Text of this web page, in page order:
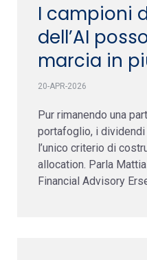
I campioni
dell’AI
marcia in
20-APR-2026
Pur rimanendo una
portafoglio, i
l’unico criterio di
allocation. Parla
Financial Advisory